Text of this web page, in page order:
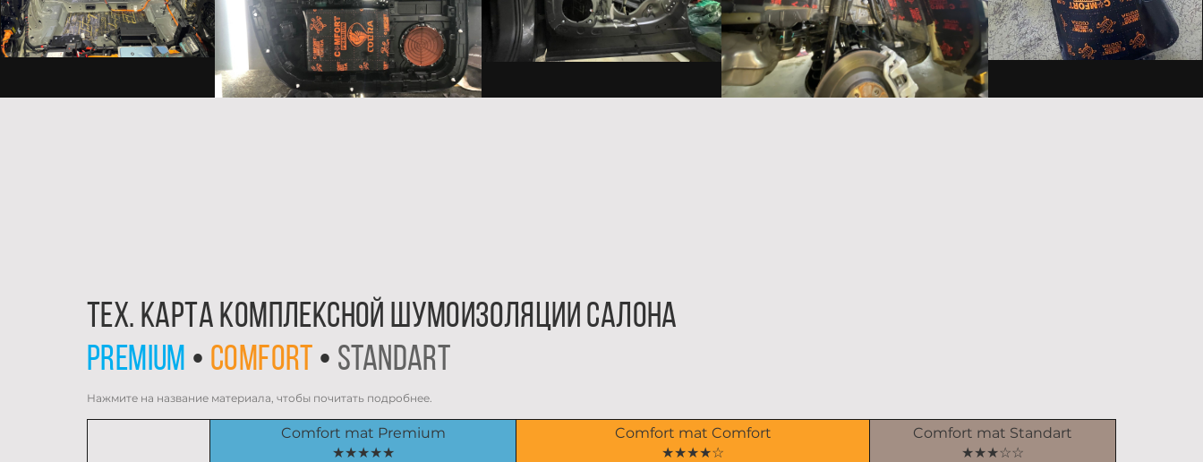
Тех. карта комплексной шумоизоляции салона
premium • comfort • standart
Нажмите на название материала, чтобы почитать подробнее.
Comfort mat Premium
★★★★★
Comfort mat Comfort
★★★★☆
Comfort mat Standart
★★★☆☆